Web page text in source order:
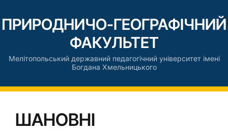
ПРИРОДНИЧО-ГЕОГРАФІЧНИЙ
ФАКУЛЬТЕТ
Мелітопольський державний педагогічний університет імені
Богдана Хмельницького
ШАНОВНІ